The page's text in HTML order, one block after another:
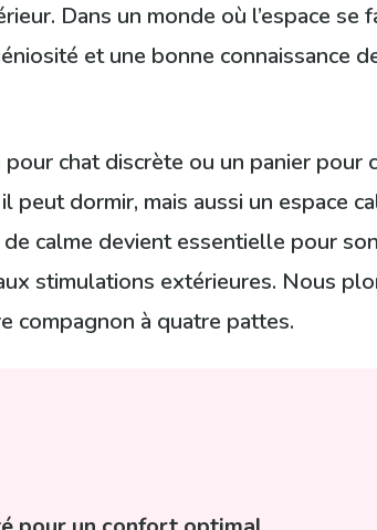
Dans un monde où l’espace se
et une bonne connaissance
chat discrète ou un panier pour
peut dormir, mais aussi un espace
calme devient essentielle pour
stimulations extérieures. Nous
compagnon à quatre pattes.